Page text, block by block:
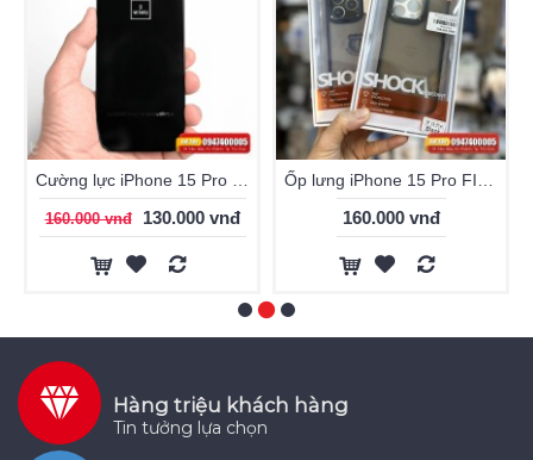
160.000 vnđ 130.000 vnđ 160.000 vnđ
Hàng triệu khách hàng
Tin tưởng lựa chọn